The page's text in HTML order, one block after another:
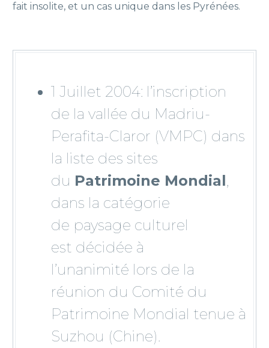
fait insolite, et un cas unique dans les Pyrénées.
1 Juillet 2004: l’inscription
de la vallée du Madriu-
Perafita-Claror (VMPC) dans
la liste des sites
du Patrimoine Mondial,
dans la catégorie
de paysage culturel
est décidée à
l’unanimité lors de la
réunion du Comité du
Patrimoine Mondial tenue à
Suzhou (Chine).